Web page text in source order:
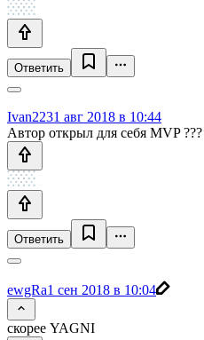
Ответить
Ivan2231 авг 2018 в 10:44
Автор открыл для себя MVP ???
Ответить
ewgRa1 сен 2018 в 10:04
скорее YAGNI